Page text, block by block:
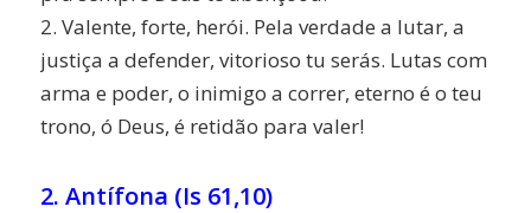
2. Valente, forte, herói. Pela verdade a lutar, a
justiça a defender, vitorioso tu serás. Lutas com
arma e poder, o inimigo a correr, eterno é o teu
trono, ó Deus, é retidão para valer!
2. Antífona (Is 61,10)